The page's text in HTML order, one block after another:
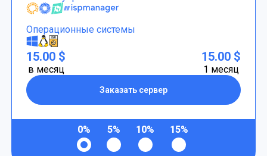
Операционные системы
15.00 $
в месяц
Заказать сервер
15.00 $
1 месяц
0% 5% 10% 15%